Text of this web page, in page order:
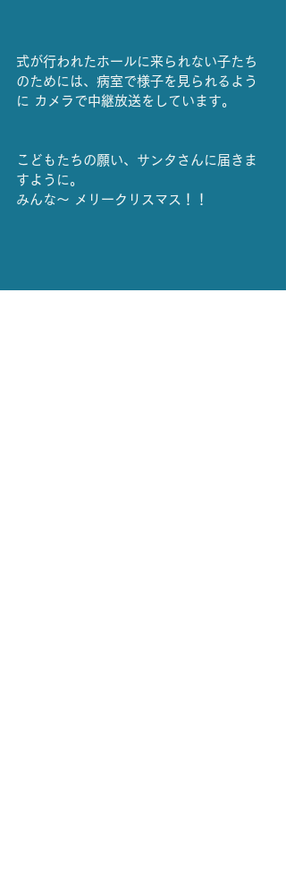
式が行われたホールに来られない子たち
のためには、病室で様子を見られるよう
に カメラで中継放送をしています。
こどもたちの願い、サンタさんに届きま
すように。
みんな〜 メリークリスマス！！